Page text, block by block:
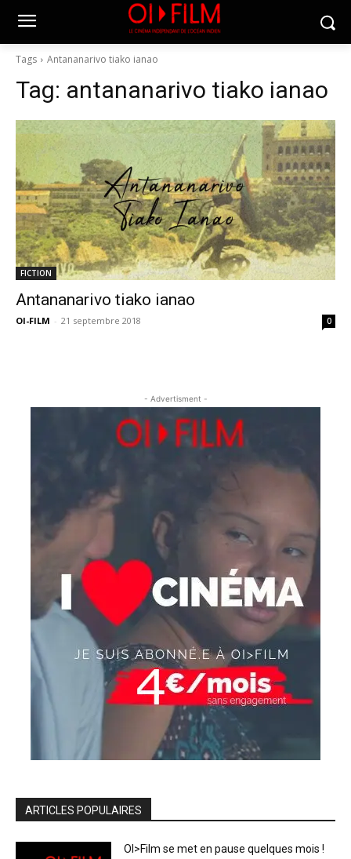
Tags Antananarivo tiako ianao
Tag: antananarivo tiako ianao
FICTION
Antananarivo tiako ianao
OI-FILM - 21 septembre 2018 0
- Advertisment -
ARTICLES POPULAIRES
OI>Film se met en pause quelques mois !